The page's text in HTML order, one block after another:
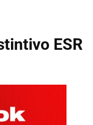
ESR